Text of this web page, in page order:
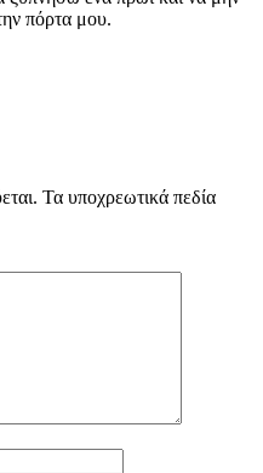
πόρτα μου.
Τα υποχρεωτικά πεδία